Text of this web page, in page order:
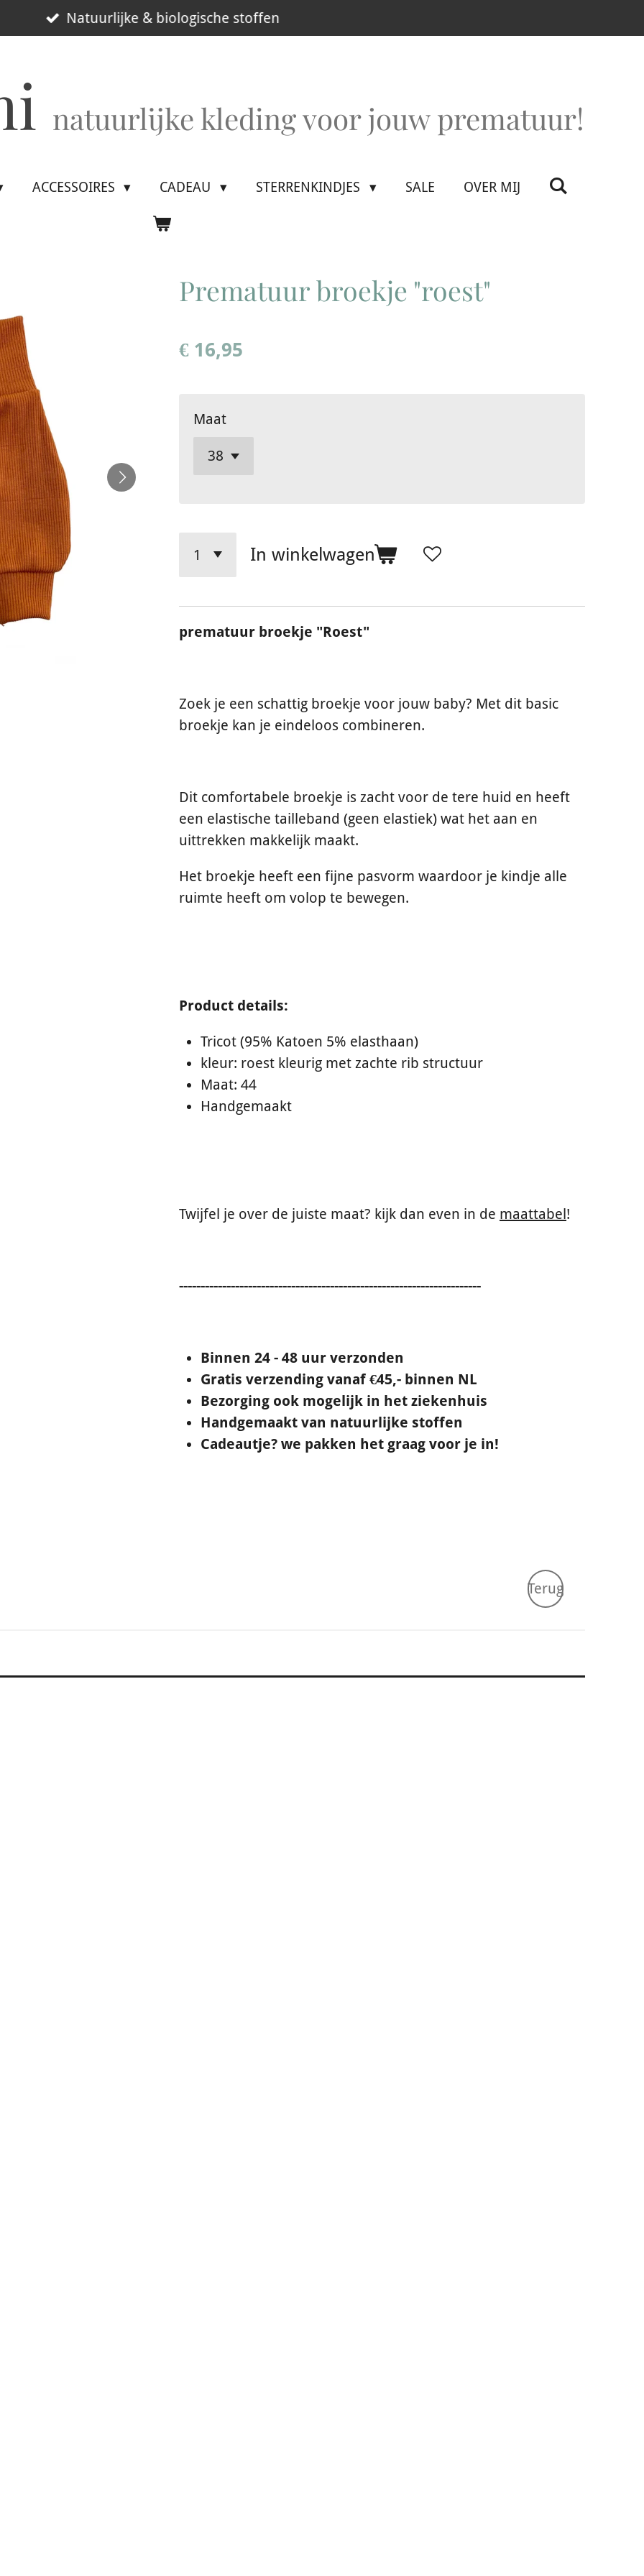
Natuurlijke & biologische stoffen
natuurlijke kleding voor jouw prematuur!
ACCESSOIRES CADEAU STERRENKINDJES SALE OVER MIJ
Prematuur broekje "roest"
€ 16,95
Maat
In winkelwagen
prematuur broekje "Roest"
Zoek je een schattig broekje voor jouw baby? Met dit basic
broekje kan je eindeloos combineren.
Dit comfortabele broekje is zacht voor de tere huid en heeft
een elastische tailleband (geen elastiek) wat het aan en
uittrekken makkelijk maakt.
Het broekje heeft een fijne pasvorm waardoor je kindje alle
ruimte heeft om volop te bewegen.
Product details:
Tricot (95% Katoen 5% elasthaan)
kleur: roest kleurig met zachte rib structuur
Maat: 44
Handgemaakt
Twijfel je over de juiste maat? kijk dan even in de maattabel!
----------------------------------------------------------------------
Binnen 24 - 48 uur verzonden
Gratis verzending vanaf €45,- binnen NL
Bezorging ook mogelijk in het ziekenhuis
Handgemaakt van natuurlijke stoffen
Cadeautje? we pakken het graag voor je in!
Terug